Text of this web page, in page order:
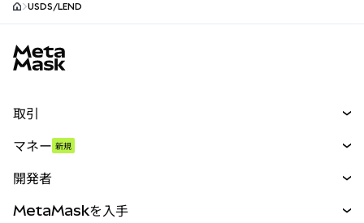
USDS/LEND
取引
パーペチュアル
RWA
マネー 新規
開発者
MetaMaskを入手